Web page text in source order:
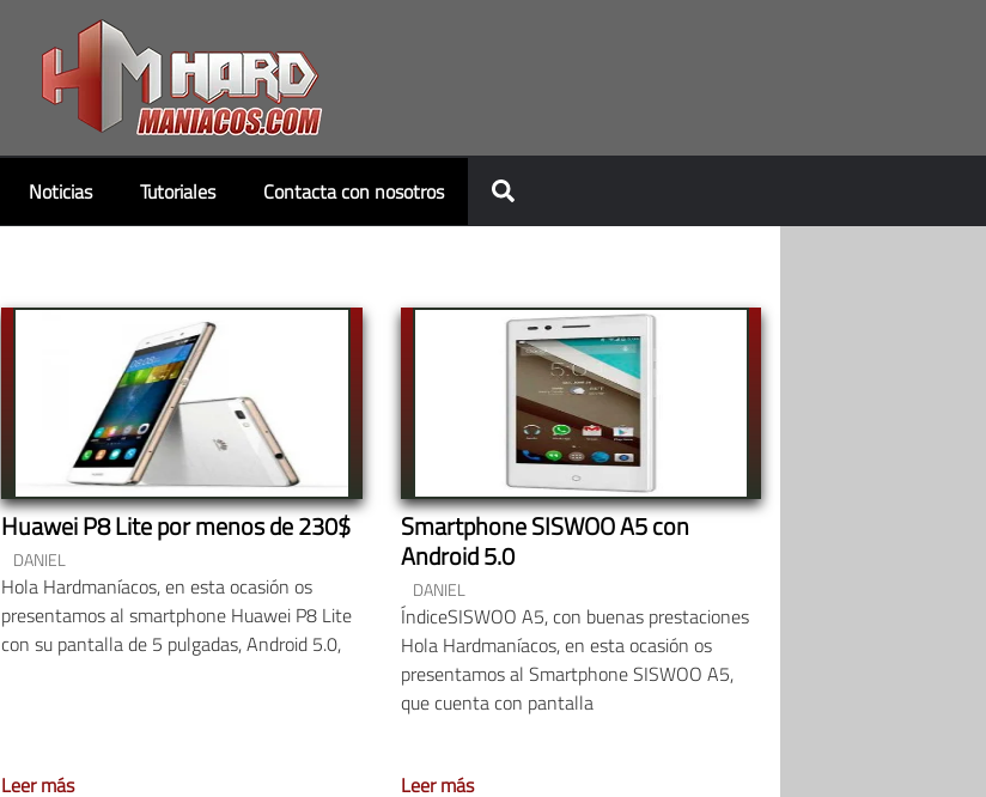
Noticias Tutoriales Contacta con nosotros
Huawei P8 Lite por menos de 230$
DANIEL
Hola Hardmaníacos, en esta ocasión os
presentamos al smartphone Huawei P8 Lite
con su pantalla de 5 pulgadas, Android 5.0,
Leer más
Smartphone SISWOO A5 con
Android 5.0
DANIEL
ÍndiceSISWOO A5, con buenas prestaciones
Hola Hardmaníacos, en esta ocasión os
presentamos al Smartphone SISWOO A5,
que cuenta con pantalla
Leer más